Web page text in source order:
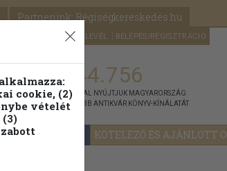
Partnerünk: Régiségkereskedés.hu
SEGÍTSÉG HÍRLEVÉL BELÉPÉS/REGISZTRÁCIÓ
OLVASMÁNYOK KÖTELEZŐ ÉS AJÁNLOTT
fa 1.144.756
KIADVÁNNYAL NYÚJTJUK MAGYARORSZÁG
LEGNAGYOBB ANTIKVÁR KÖNYV-KÍNÁLATÁT
cookie, (2)
vételét
(3)